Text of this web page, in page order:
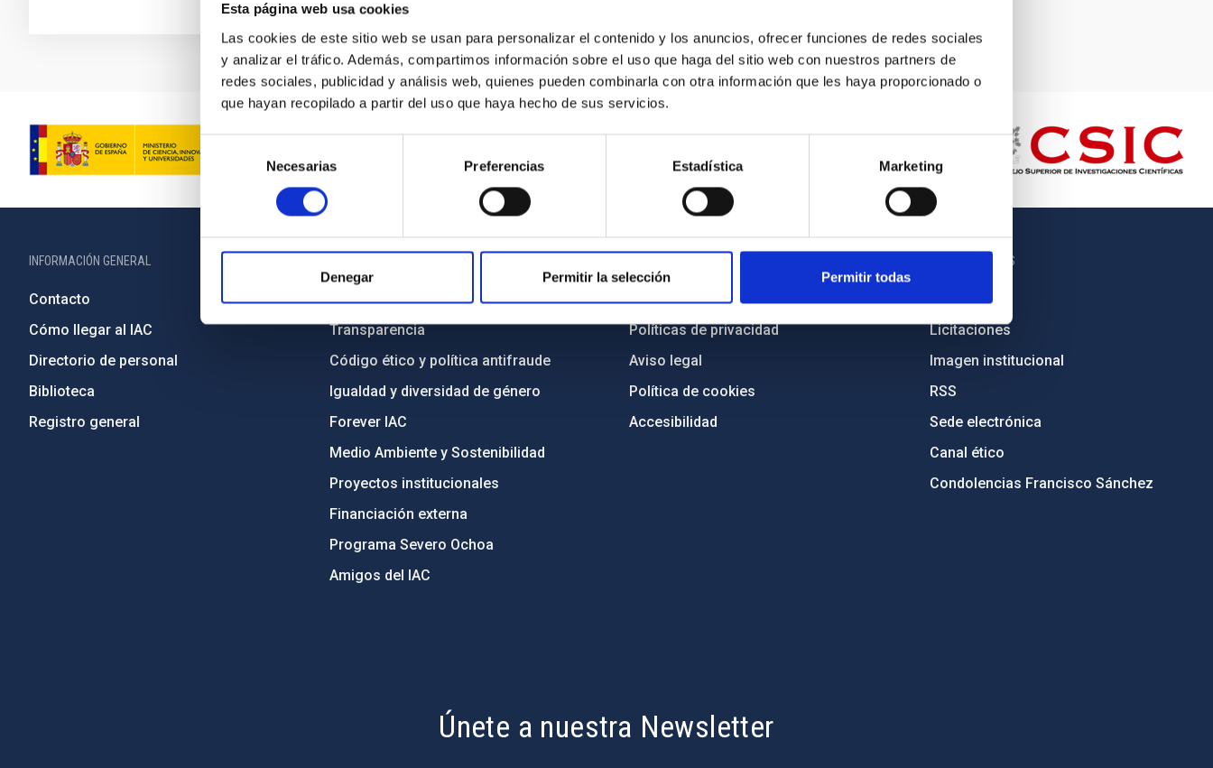
Esta página web usa cookies
Las cookies de este sitio web se usan para personalizar el contenido y los anuncios, ofrecer funciones de redes sociales
y analizar el tráfico. Además, compartimos información sobre el uso que haga del sitio web con nuestros partners de
redes sociales, publicidad y análisis web, quienes pueden combinarla con otra información que les haya proporcionado o
que hayan recopilado a partir del uso que haya hecho de sus servicios.
consentimiento
Necesarias Preferencias Estadística Marketing
Denegar Permitir la selección Permitir todas
INFORMACIÓN GENERAL
Contacto
Cómo llegar al IAC
Directorio de personal
Biblioteca
Registro general
Legislación
Transparencia
Código ético y política antifraude
Igualdad y diversidad de género
Forever IAC
Medio Ambiente y Sostenibilidad
Proyectos institucionales
Financiación externa
Programa Severo Ochoa
Amigos del IAC
Mapa web
Políticas de privacidad
Aviso legal
Política de cookies
Accesibilidad
OTROS ENLACES
Empleo
Licitaciones
Imagen institucional
RSS
Sede electrónica
Canal ético
Condolencias Francisco Sánchez
Únete a nuestra Newsletter